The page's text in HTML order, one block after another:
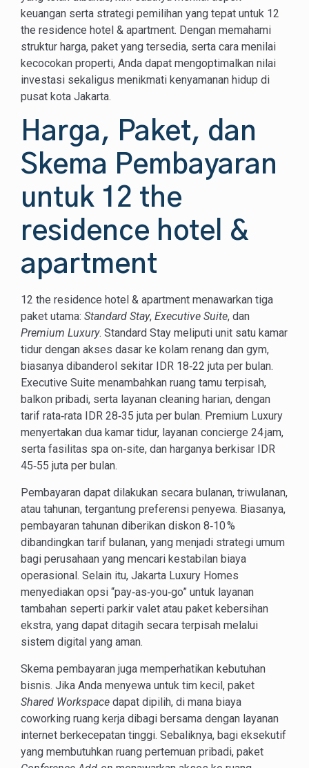
keuangan serta strategi pemilihan yang tepat untuk 12
the residence hotel & apartment. Dengan memahami
struktur harga, paket yang tersedia, serta cara menilai
kecocokan properti, Anda dapat mengoptimalkan nilai
investasi sekaligus menikmati kenyamanan hidup di
pusat kota Jakarta.
Harga, Paket, dan
Skema Pembayaran
untuk 12 the
residence hotel &
apartment
12 the residence hotel & apartment menawarkan tiga
paket utama: Standard Stay, Executive Suite, dan
Premium Luxury. Standard Stay meliputi unit satu kamar
tidur dengan akses dasar ke kolam renang dan gym,
biasanya dibanderol sekitar IDR 18‑22 juta per bulan.
Executive Suite menambahkan ruang tamu terpisah,
balkon pribadi, serta layanan cleaning harian, dengan
tarif rata‑rata IDR 28‑35 juta per bulan. Premium Luxury
menyertakan dua kamar tidur, layanan concierge 24 jam,
serta fasilitas spa on‑site, dan harganya berkisar IDR
45‑55 juta per bulan.
Pembayaran dapat dilakukan secara bulanan, triwulanan,
atau tahunan, tergantung preferensi penyewa. Biasanya,
pembayaran tahunan diberikan diskon 8‑10 %
dibandingkan tarif bulanan, yang menjadi strategi umum
bagi perusahaan yang mencari kestabilan biaya
operasional. Selain itu, Jakarta Luxury Homes
menyediakan opsi “pay‑as‑you‑go” untuk layanan
tambahan seperti parkir valet atau paket kebersihan
ekstra, yang dapat ditagih secara terpisah melalui
sistem digital yang aman.
Skema pembayaran juga memperhatikan kebutuhan
bisnis. Jika Anda menyewa untuk tim kecil, paket
Shared Workspace dapat dipilih, di mana biaya
coworking ruang kerja dibagi bersama dengan layanan
internet berkecepatan tinggi. Sebaliknya, bagi eksekutif
yang membutuhkan ruang pertemuan pribadi, paket